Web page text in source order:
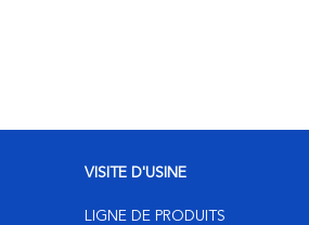
VISITE D'USINE
LIGNE DE PRODUITS